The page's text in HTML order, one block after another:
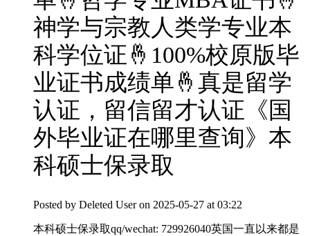
神学与宗教人类学专业本
科学位证🤞100%校原版毕
业证书成绩单🤞真是留学
认证，留信留才认证《国
外毕业证在哪里查询》本
科硕士保录取
Posted by Deleted User on 2025-05-27 at 03:22
本科硕士保录取qq/wechat: 729926040英国一直以来都是